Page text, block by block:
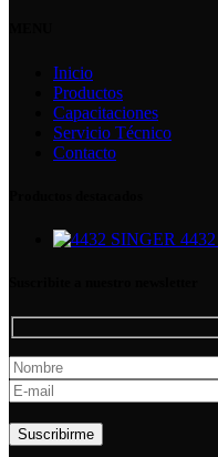
Inicio
Productos
Capacitaciones
Servicio Técnico
Contacto
SINGER 4432